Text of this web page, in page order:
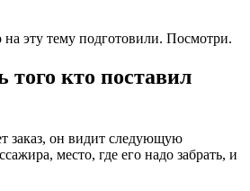
эту тему подготовили. Посмотри.
кто поставил
заказ, он видит следующую
место, где его надо забрать, и